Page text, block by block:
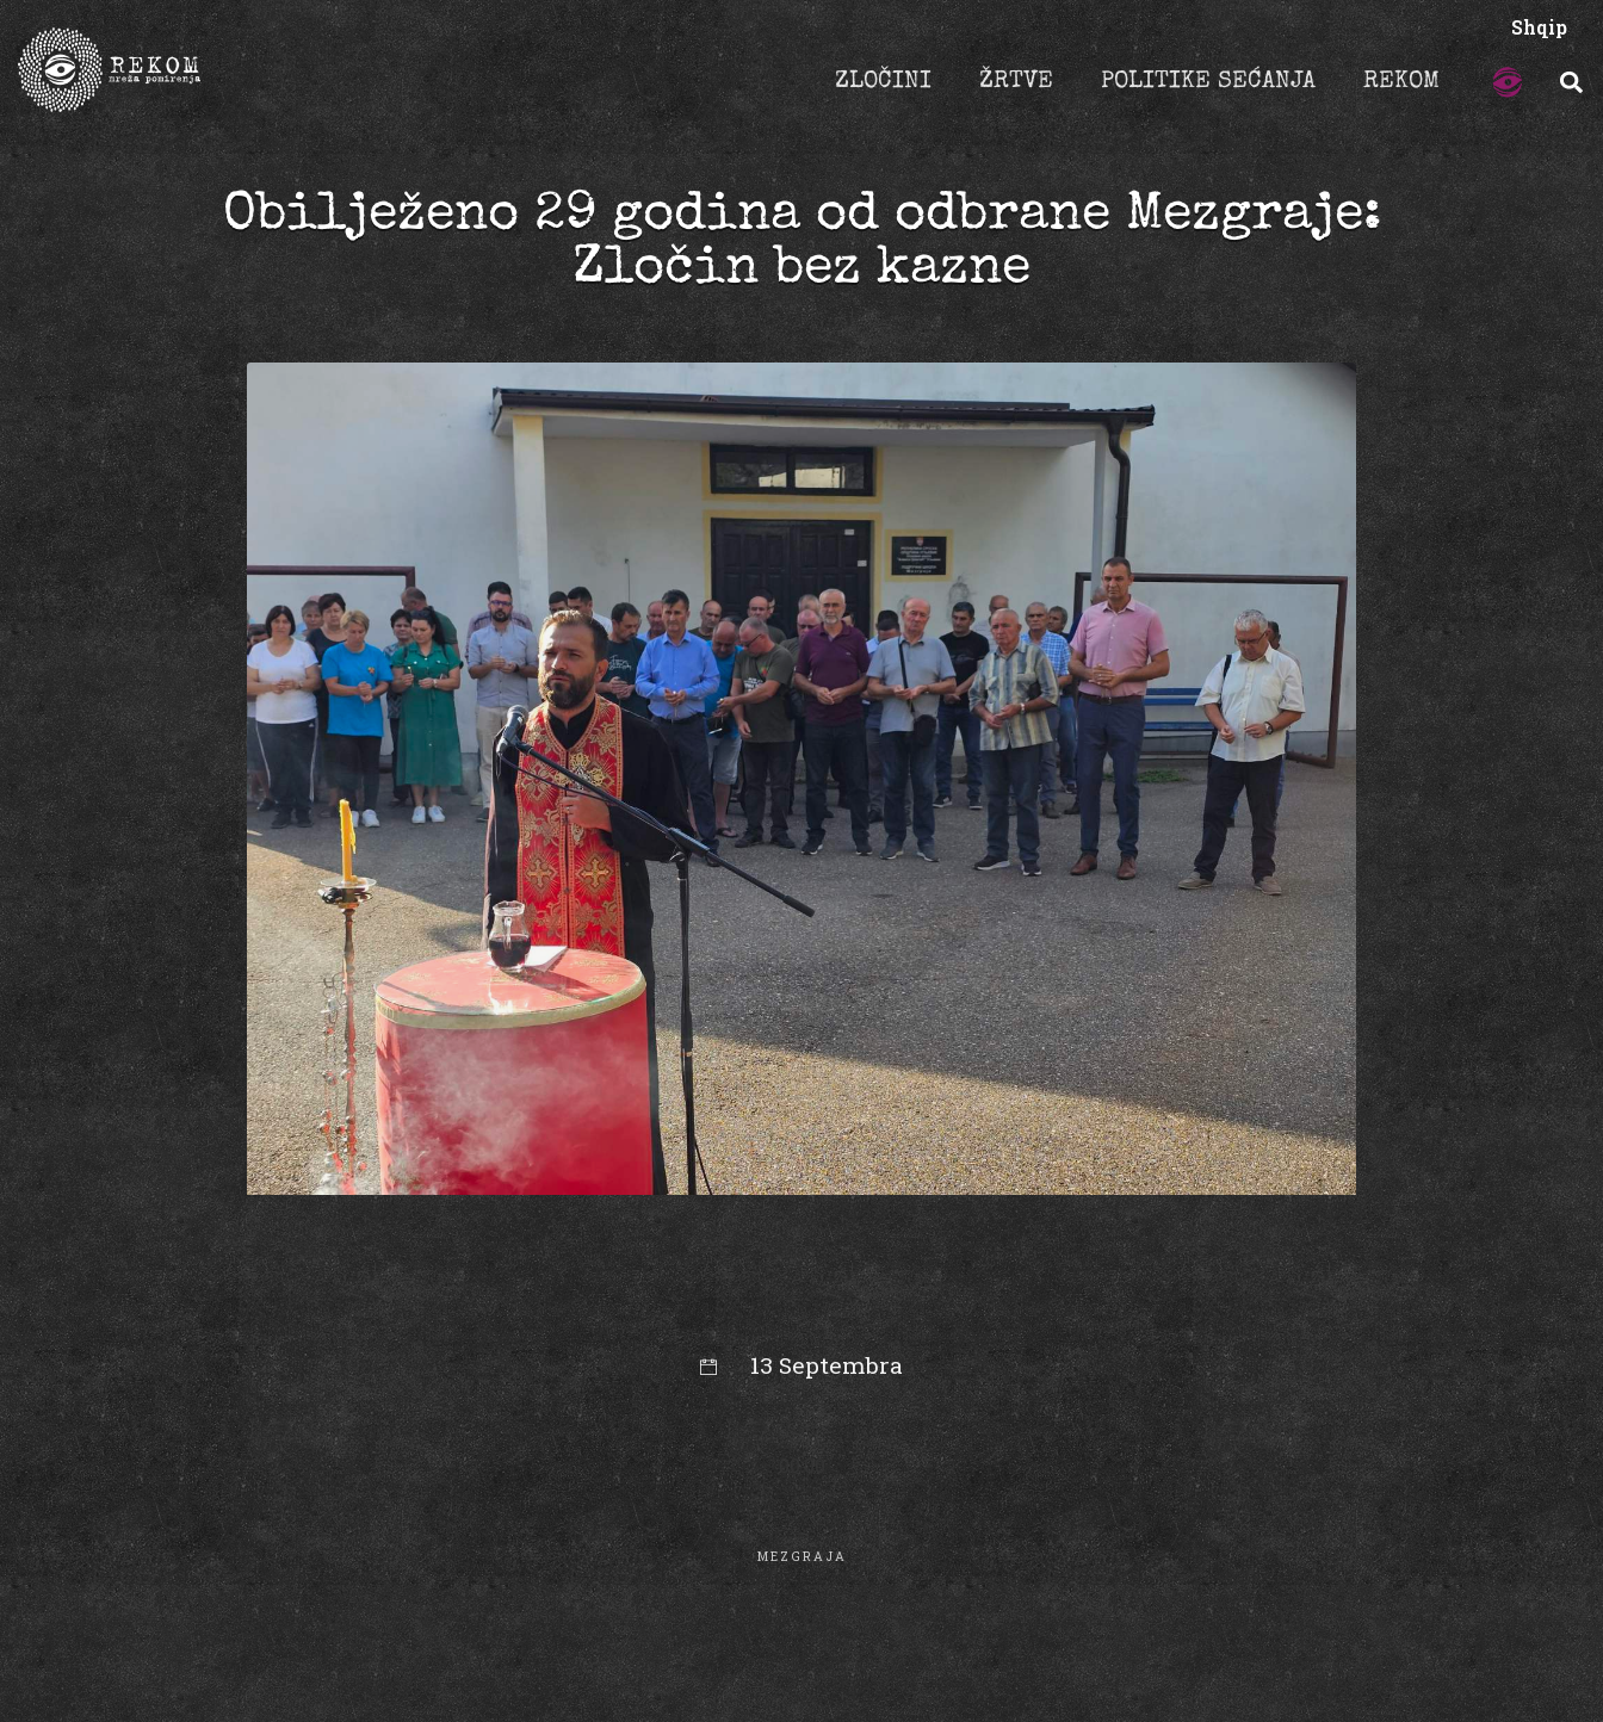
Shqip
ZLOČINI ŽRTVE POLITIKE SEĆANJA REKOM
Obilježeno 29 godina od odbrane Mezgraje:
Zločin bez kazne
13 Septembra
00:00
MEZGRAJA